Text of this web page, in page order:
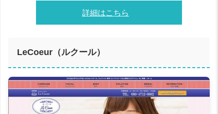
詳細はこちら
LeCoeur（ルクール）